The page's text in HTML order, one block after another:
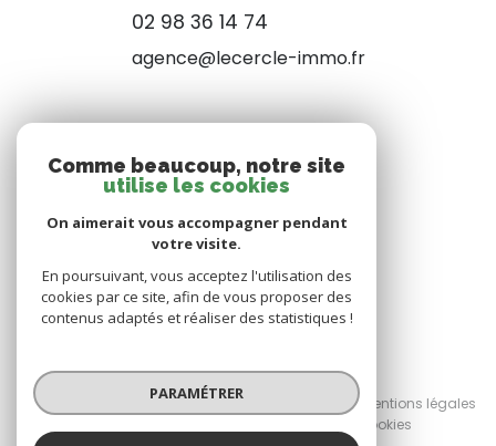
02 98 36 14 74
agence@lecercle-immo.fr
NOUS SUIVRE
© 2026 | Tous droits réservés
Nos honoraires
Nos partenaires
Mentions légales
Cookies
Comme beaucoup, notre site
utilise les cookies
On aimerait vous accompagner pendant
votre visite.
En poursuivant, vous acceptez l'utilisation des
cookies par ce site, afin de vous proposer des
contenus adaptés et réaliser des statistiques !
PARAMÉTRER